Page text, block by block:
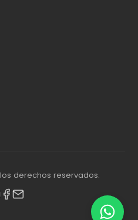
derechos reservados.